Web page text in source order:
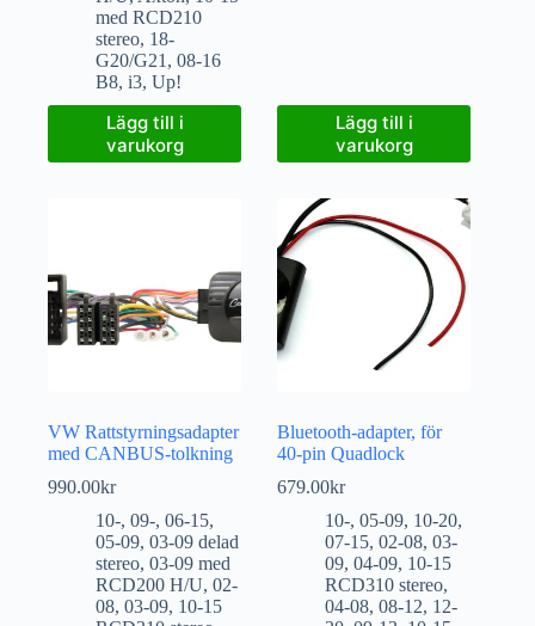
med RCD210
stereo, 18-
G20/G21 , 08-16
B8, i3, Up!
Lägg till i
varukorg
Lägg till i
varukorg
VW Rattstyrningsadapter
med CANBUS-tolkning
990.00kr
10-, 09-, 06-15,
05-09, 03-09 delad
stereo, 03-09 med
RCD200 H/U, 02-
08, 03-09, 10-15
Bluetooth-adapter, för
40-pin Quadlock
679.00kr
10-,05-09, 10-20,
07-15,02-08,03-
09,04-09, 10-15
RCD310 stereo,
04-08,08-12, 12-